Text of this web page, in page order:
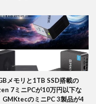
メモリと1TB SSD搭載の
7ミニPCが10万円以下な
GMKtecのミニPC 3製品が4